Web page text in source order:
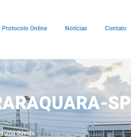
Protocolo Online Notícias Contato
SP
dúvida